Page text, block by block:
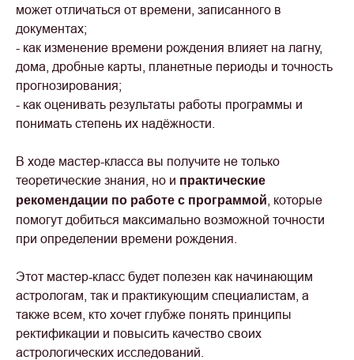
может отличаться от времени, записанного в
документах;
- как изменение времени рождения влияет на лагну,
дома, дробные карты, планетные периоды и точность
прогнозирования;
- как оценивать результаты работы программы и
понимать степень их надёжности.
В ходе мастер-класса вы получите не только
теоретические знания, но и практические
рекомендации по работе с программой , которые
помогут добиться максимально возможной точности
при определении времени рождения.
Этот мастер-класс будет полезен как начинающим
астрологам, так и практикующим специалистам, а
также всем, кто хочет глубже понять принципы
ректификации и повысить качество своих
астрологических исследований.